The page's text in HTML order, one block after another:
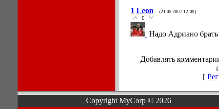
1 Leon (21.08.2007 12:09)
0
Надо Адриано
Добавлять
[
Copyright MyCorp © 2026